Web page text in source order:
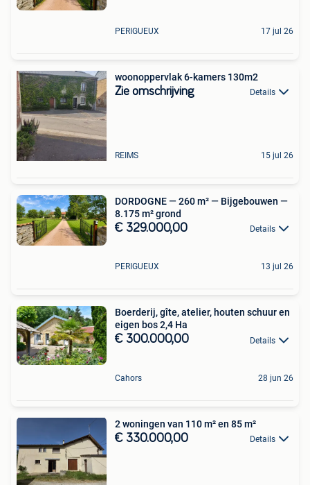
PERIGUEUX 17 jul 26
woonoppervlak 6-kamers 130m2
Zie omschrijving Details
REIMS 15 jul 26
DORDOGNE — 260 m² — Bijgebouwen —
8.175 m² grond
€ 329.000,00 Details
PERIGUEUX 13 jul 26
Boerderij, gîte, atelier, houten schuur en
eigen bos 2,4 Ha
€ 300.000,00 Details
Cahors 28 jun 26
2 woningen van 110 m² en 85 m²
€ 330.000,00 Details